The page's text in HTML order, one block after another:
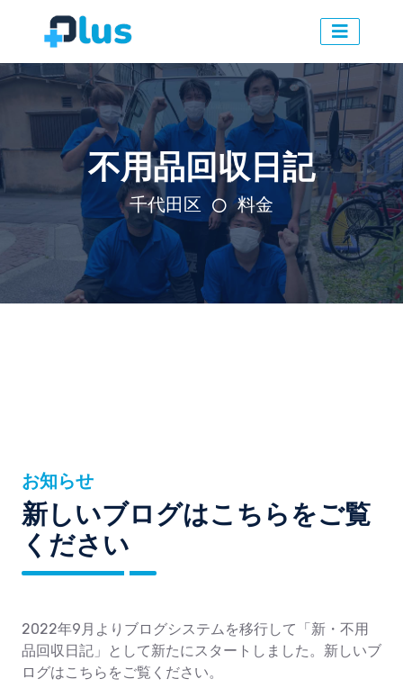
不用品回収日記
千代田区 料金
お知らせ
新しいブログはこちらをご覧
ください
2022年9月よりブログシステムを移行して「新・不用
品回収日記」として新たにスタートしました。新しいブ
ログはこちらをご覧ください。